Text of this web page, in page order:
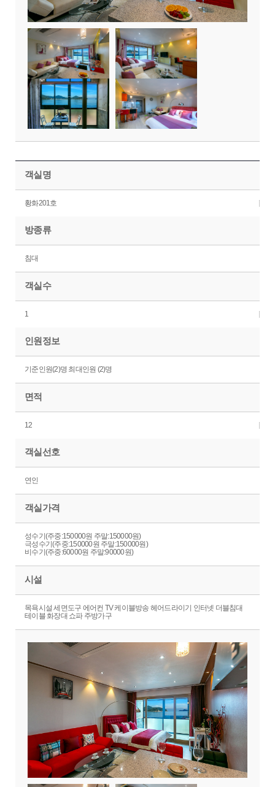
객실명
황화201호
방종류
침대
객실수
1
인원정보
기준인원(2)명 최대인원 (2)명
면적
12
객실선호
연인
객실가격
성수기(주중:150000원 주말:150000원)
극성수기(주중:150000원 주말:150000원)
비수기(주중:60000원 주말:90000원)
시설
목욕시설 세면도구 에어컨 TV 케이블방송 헤어드라이기 인터넷 더블침대
테이블 화장대 쇼파 주방가구